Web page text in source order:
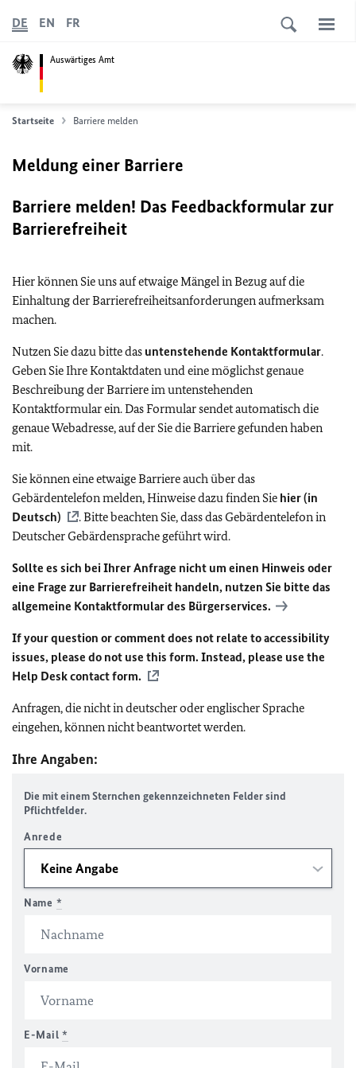
Auswärtiges Amt
DE EN FR
Startseite Barriere melden
Meldung einer Barriere
Barriere melden! Das Feedbackformular zur
Barrierefreiheit
Hier können Sie uns auf etwaige Mängel in Bezug auf die
Einhaltung der Barrierefreiheitsanforderungen aufmerksam
machen.
Nutzen Sie dazu bitte das untenstehende Kontaktformular.
Geben Sie Ihre Kontaktdaten und eine möglichst genaue
Beschreibung der Barriere im untenstehenden
Kontaktformular ein. Das Formular sendet automatisch die
genaue Webadresse, auf der Sie die Barriere gefunden haben
mit.
Sie können eine etwaige Barriere auch über das
Gebärdentelefon melden, Hinweise dazu finden Sie hier (in
Deutsch)
. Bitte beachten Sie, dass das Gebärdentelefon in
Deutscher Gebärdensprache geführt wird.
Sollte es sich bei Ihrer Anfrage nicht um einen Hinweis oder
eine Frage zur Barrierefreiheit handeln, nutzen Sie bitte das
allgemeine Kontaktformular des Bürgerservices.
If your question or comment does not relate to accessibility
issues, please do not use this form. Instead, please use the
Help Desk contact form.
Anfragen, die nicht in deutscher oder englischer Sprache
eingehen, können nicht beantwortet werden.
Ihre Angaben:
Die mit einem Sternchen gekennzeichneten Felder sind
Pflichtfelder.
Anrede
Name *
Vorname
E-Mail *